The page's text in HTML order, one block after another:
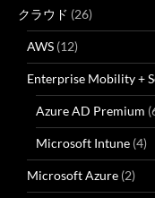
クラウド (26)
AWS (12)
Enterprise Mobility +
Azure AD Premium
Microsoft Intune (4)
Microsoft Azure (2)